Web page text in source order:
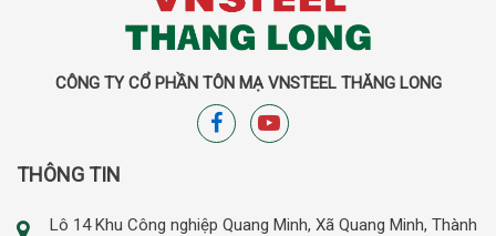
CÔNG TY CỔ PHẦN TÔN MẠ VNSTEEL THĂNG LONG
THÔNG TIN
Lô 14 Khu Công nghiệp Quang Minh, Xã Quang Minh, Thành